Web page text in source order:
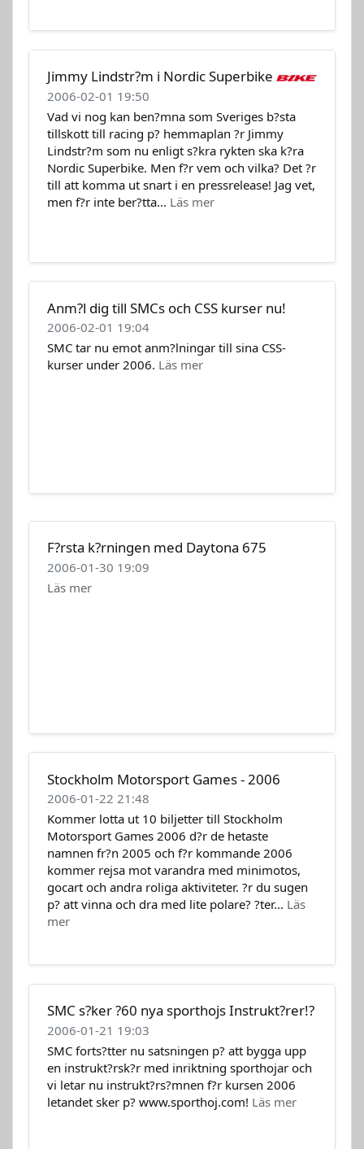
Jimmy Lindstr?m i Nordic Superbike
2006-02-01 19:50
Vad vi nog kan ben?mna som Sveriges b?sta
tillskott till racing p? hemmaplan ?r Jimmy
Lindstr?m som nu enligt s?kra rykten ska k?ra
Nordic Superbike. Men f?r vem och vilka? Det ?r
till att komma ut snart i en pressrelease! Jag vet,
men f?r inte ber?tta... Läs mer
Anm?l dig till SMCs och CSS kurser nu!
2006-02-01 19:04
SMC tar nu emot anm?lningar till sina CSS-
kurser under 2006. Läs mer
F?rsta k?rningen med Daytona 675
2006-01-30 19:09
Läs mer
Stockholm Motorsport Games - 2006
2006-01-22 21:48
Kommer lotta ut 10 biljetter till Stockholm
Motorsport Games 2006 d?r de hetaste
namnen fr?n 2005 och f?r kommande 2006
kommer rejsa mot varandra med minimotos,
gocart och andra roliga aktiviteter. ?r du sugen
p? att vinna och dra med lite polare? ?ter... Läs
mer
SMC s?ker ?60 nya sporthojs Instrukt?rer!?
2006-01-21 19:03
SMC forts?tter nu satsningen p? att bygga upp
en instrukt?rsk?r med inriktning sporthojar och
vi letar nu instrukt?rs?mnen f?r kursen 2006
letandet sker p? www.sporthoj.com! Läs mer